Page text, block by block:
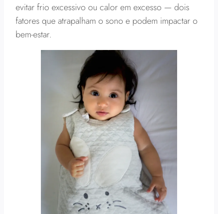
evitar frio excessivo ou calor em excesso — dois
fatores que atrapalham o sono e podem impactar o
bem-estar.